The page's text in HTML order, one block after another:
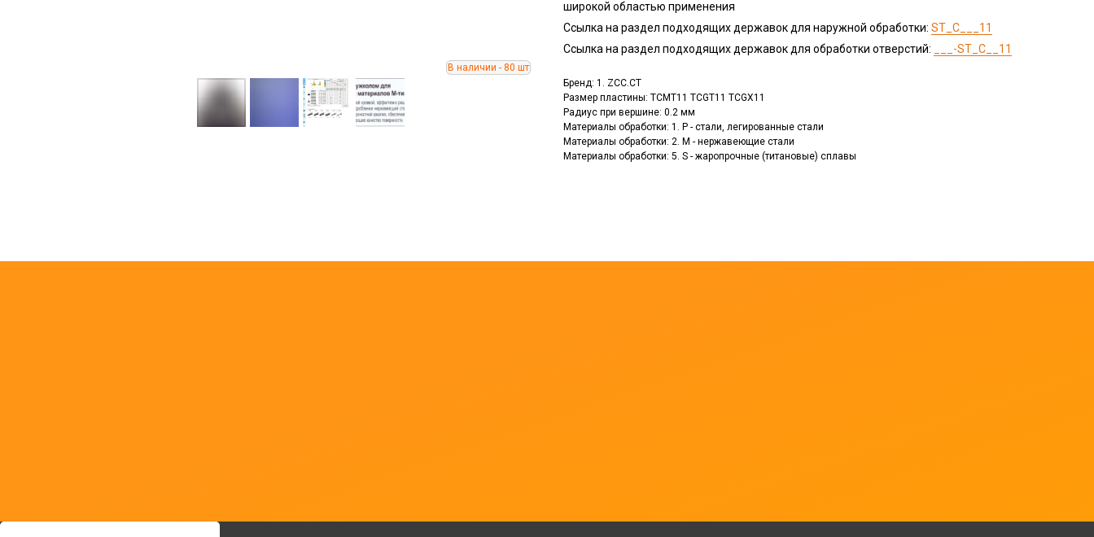
широкой областью применения
Ссылка на раздел подходящих державок для наружной обработки: ST_C___11
Ссылка на раздел подходящих державок для обработки отверстий:
___-ST_C__11
Бренд: 1. ZCC.CT
Размер пластины: TCMT11 TCGT11 TCGX11
Радиус при вершине: 0.2 мм
Материалы обработки: 1. P - стали, легированные стали
Материалы обработки: 2. M - нержавеющие стали
Материалы обработки: 5. S - жаропрочные (титановые) сплавы